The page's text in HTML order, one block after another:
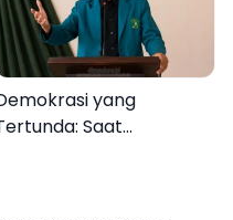
yang
Saat